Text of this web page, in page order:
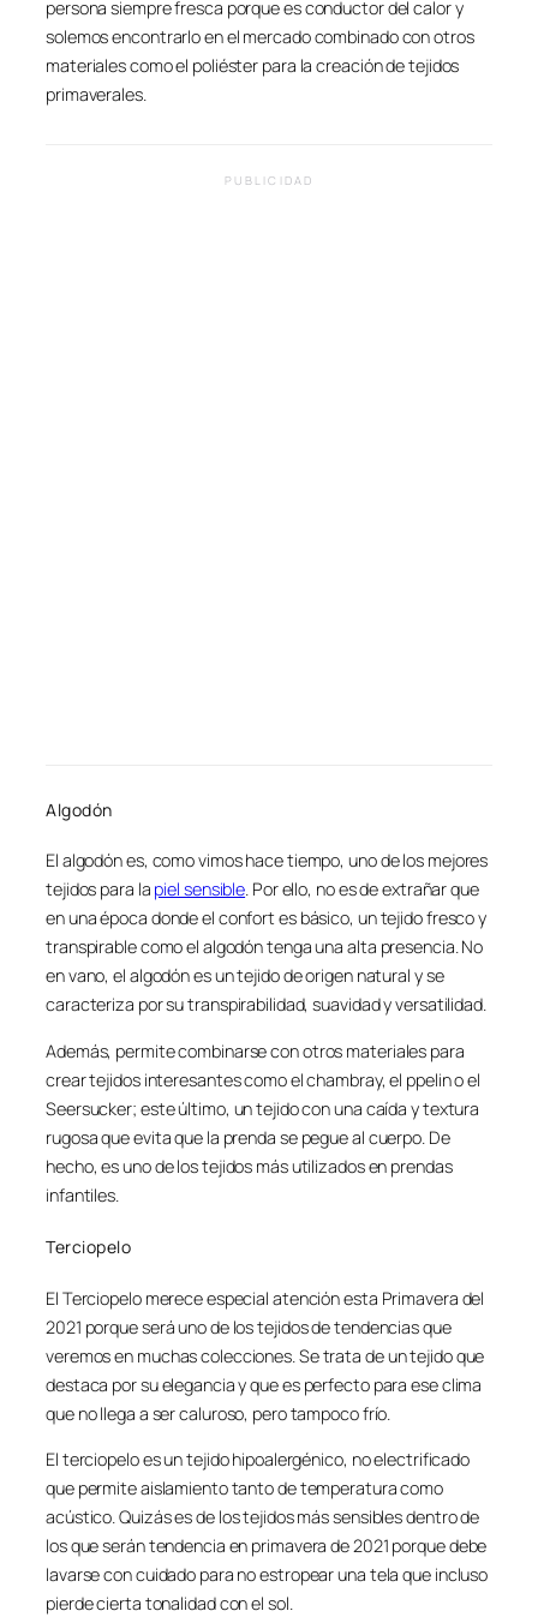
persona siempre fresca porque es conductor del calor y
solemos encontrarlo en el mercado combinado con otros
materiales como el poliéster para la creación de tejidos
primaverales.
PUBLICIDAD
Algodón
El algodón es, como vimos hace tiempo, uno de los mejores
tejidos para la piel sensible. Por ello, no es de extrañar que
en una época donde el confort es básico, un tejido fresco y
transpirable como el algodón tenga una alta presencia. No
en vano, el algodón es un tejido de origen natural y se
caracteriza por su transpirabilidad, suavidad y versatilidad.
Además, permite combinarse con otros materiales para
crear tejidos interesantes como el chambray, el ppelin o el
Seersucker; este último, un tejido con una caída y textura
rugosa que evita que la prenda se pegue al cuerpo. De
hecho, es uno de los tejidos más utilizados en prendas
infantiles.
Terciopelo
El Terciopelo merece especial atención esta Primavera del
2021 porque será uno de los tejidos de tendencias que
veremos en muchas colecciones. Se trata de un tejido que
destaca por su elegancia y que es perfecto para ese clima
que no llega a ser caluroso, pero tampoco frío.
El terciopelo es un tejido hipoalergénico, no electrificado
que permite aislamiento tanto de temperatura como
acústico. Quizás es de los tejidos más sensibles dentro de
los que serán tendencia en primavera de 2021 porque debe
lavarse con cuidado para no estropear una tela que incluso
pierde cierta tonalidad con el sol.